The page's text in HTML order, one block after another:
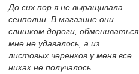
До сих пор я не выращивала
сенполии. В магазине они
слишком дороги, обмениваться
мне не удавалось, а из
листовых черенков у меня все
никак не получалось.